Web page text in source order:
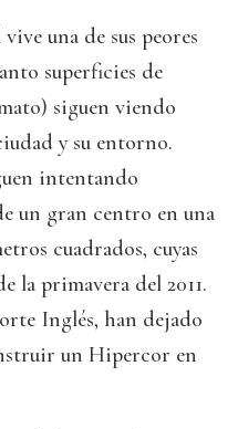
una de sus peores
superficies de
siguen viendo
y su entorno.
intentando
un gran centro en una
cuadrados, cuyas
la primavera del 2011.
Inglés, han dejado
un Hipercor en